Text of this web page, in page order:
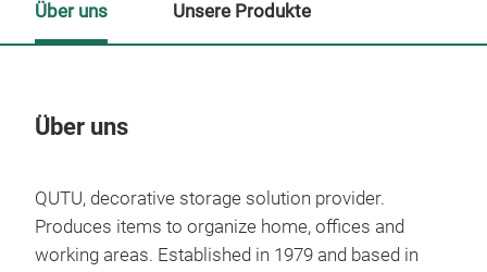
Über uns
QUTU, decorative storage solution provider.
Produces items to organize home, offices and
working areas. Established in 1979 and based in
Über uns Unsere Produkte